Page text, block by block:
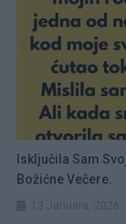
Isključila Sam
Božićne Večere.